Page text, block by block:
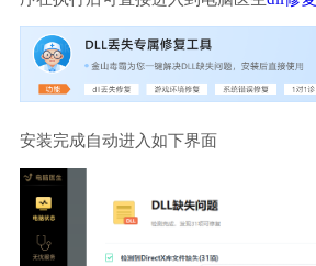
安装完成自动进入如下界面